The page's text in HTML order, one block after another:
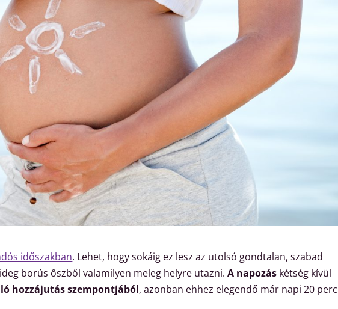
időszakban. Lehet, hogy sokáig ez lesz az utolsó gondtalan, szabad
borús őszből valamilyen meleg helyre utazni.A napozás kétség kívül
hozzájutás szempontjából, azonban ehhez elegendő már napi 20